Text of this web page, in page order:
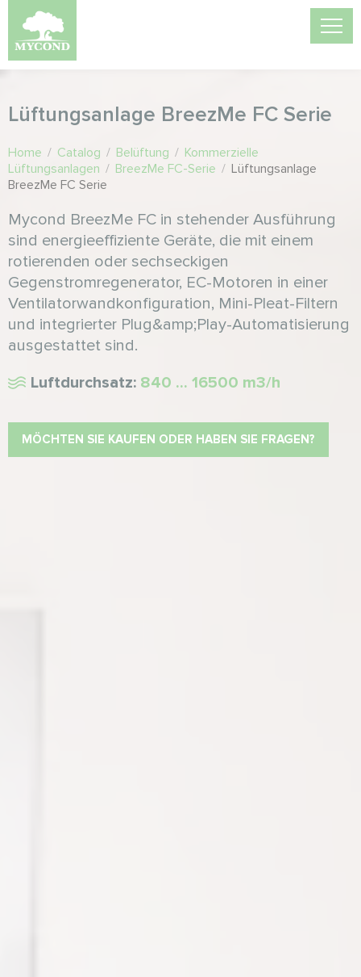
Lüftungsanlage BreezMe FC Serie
Home / Catalog / Belüftung / Kommerzielle
Lüftungsanlagen / BreezMe FC-Serie / Lüftungsanlage
BreezMe FC Serie
Mycond BreezMe FC in stehender Ausführung
sind energieeffiziente Geräte, die mit einem
rotierenden oder sechseckigen
Gegenstromregenerator, EC-Motoren in einer
Ventilatorwandkonfiguration, Mini-Pleat-Filtern
und integrierter Plug&amp;Play-Automatisierung
ausgestattet sind.
Luftdurchsatz: 840 ... 16500 m3/h
MÖCHTEN SIE KAUFEN ODER HABEN SIE FRAGEN?